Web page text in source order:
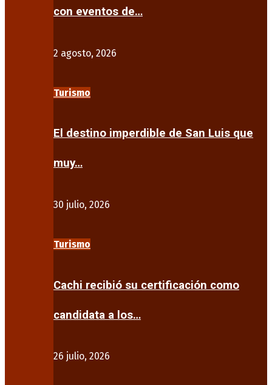
con eventos de…
2 agosto, 2026
Turismo
El destino imperdible de San Luis que
muy…
30 julio, 2026
Turismo
Cachi recibió su certificación como
candidata a los…
26 julio, 2026